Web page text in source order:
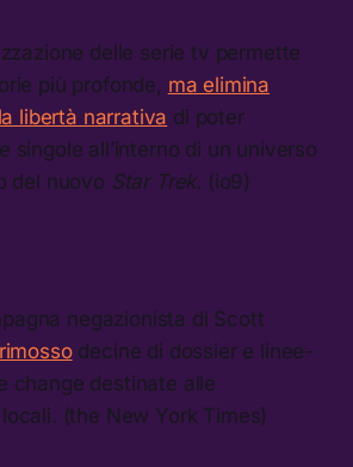
delle serie tv permette
più profonde, ma elimina
libertà narrativa di poter
singole all’interno di un universo
del nuovo Star Trek. (io9)
negazionista di Scott
decine di dossier e linee-
change destinate alle
(the New York Times)